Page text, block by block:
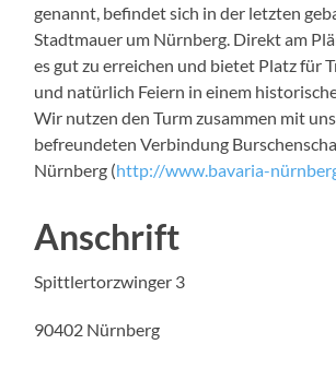
genannt, befindet sich in der letzten
Stadtmauer um Nürnberg. Direkt am
es gut zu erreichen und bietet Platz für
und natürlich Feiern in einem
Wir nutzen den Turm zusammen mit
befreundeten Verbindung
Nürnberg (http://www.bavaria-
Anschrift
Spittlertorzwinger 3
90402 Nürnberg